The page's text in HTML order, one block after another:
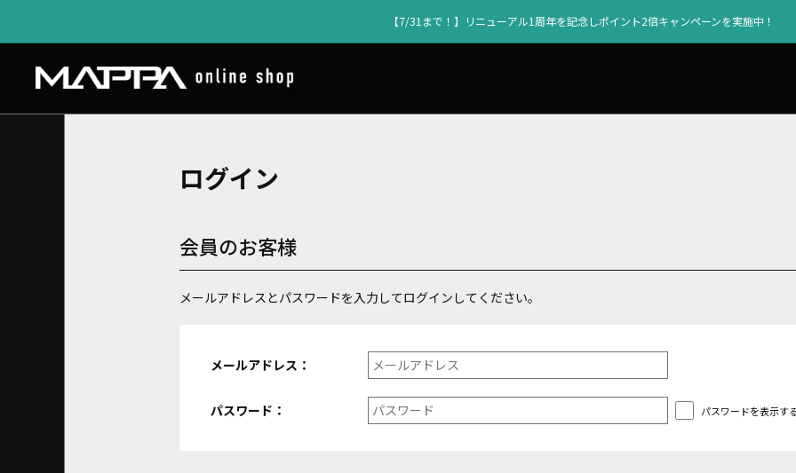
【7/31まで！】リニューアル1周年を記念しポイント2倍キャンペーンを実施中！
ログイン
会員のお客様
メールアドレスとパスワードを入力してログインしてください。
メールアドレス：
パスワード： パスワードを表示す